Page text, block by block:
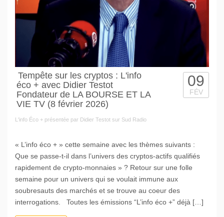
Tempête sur les cryptos : L'info
éco + avec Didier Testot
Fondateur de LA BOURSE ET LA
VIE TV (8 février 2026)
L'info Éco + présentée par Didier Testot sur Sud Radio
09
FÉV
« L’info éco + » cette semaine avec les thèmes suivants :
Que se passe-t-il dans l’univers des cryptos-actifs qualifiés
rapidement de crypto-monnaies » ? Retour sur une folle
semaine pour un univers qui se voulait immune aux
soubresauts des marchés et se trouve au coeur des
interrogations. Toutes les émissions “L’info éco +” déjà […]